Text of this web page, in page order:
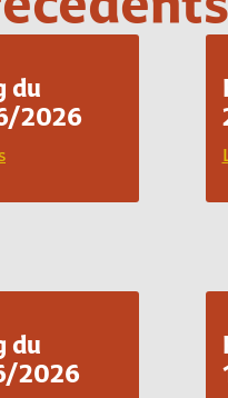
du
2026
du
2026